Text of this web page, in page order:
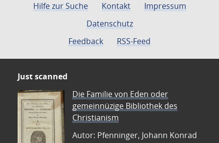
Hilfe zur Suche
Kontakt
Impressum
Datenschutz
Feedback
RSS-Feed
Just scanned
Die Familie von Eden oder
gemeinnüzige Bibliothek des
Christianism
Autor: Pfenninger, Johann Konrad